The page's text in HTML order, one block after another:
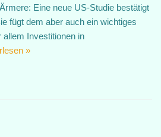
Eine neue US-Studie bestätigt
fügt dem aber auch ein wichtiges
allem Investitionen in
»